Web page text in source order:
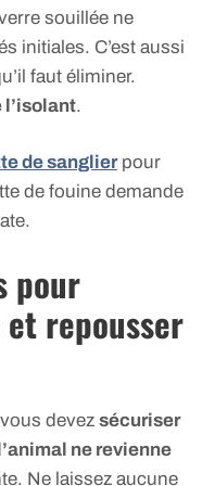
souillée ne
initiales. C’est aussi
faut éliminer.
l’isolant.
de sanglierpour
de fouine demande
pour
repousser
devez sécuriser
ne revienne
Ne laissez aucune